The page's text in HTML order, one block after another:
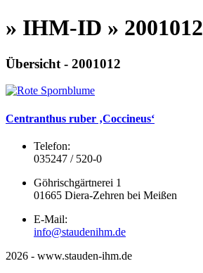
» IHM-ID » 2001012
Übersicht - 2001012
Centranthus ruber ‚Coccineus‘
Telefon:
035247 / 520-0
Göhrischgärtnerei 1
01665 Diera-Zehren bei Meißen
E-Mail:
info@staudenihm.de
2026 - www.stauden-ihm.de